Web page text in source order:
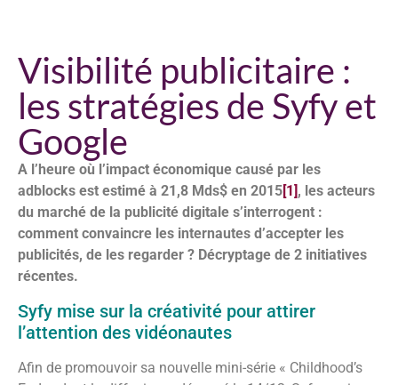
Visibilité publicitaire :
les stratégies de Syfy et
Google
A l’heure où l’impact économique causé par les
adblocks est estimé à 21,8 Mds$ en 2015[1], les acteurs
du marché de la publicité digitale s’interrogent :
comment convaincre les internautes d’accepter les
publicités, de les regarder ? Décryptage de 2 initiatives
récentes.
Syfy mise sur la créativité pour attirer
l’attention des vidéonautes
Afin de promouvoir sa nouvelle mini-série « Childhood’s